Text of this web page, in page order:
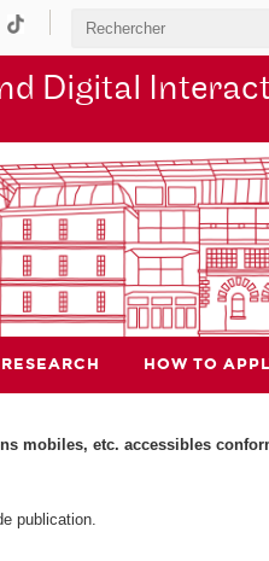
Digital
RESEARCH HOW TO
mobiles, etc. accessibles
publication.